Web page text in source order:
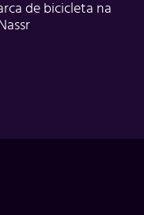
de bicicleta na